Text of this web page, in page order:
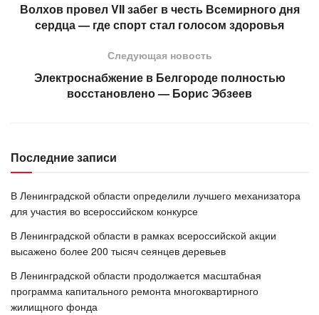
Волхов провел VII забег в честь Всемирного дня
сердца — где спорт стал голосом здоровья
Следующая новость
Электроснабжение в Белгороде полностью
восстановлено — Борис Эбзеев
Последние записи
В Ленинградской области определили лучшего механизатора
для участия во всероссийском конкурсе
В Ленинградской области в рамках всероссийской акции
высажено более 200 тысяч сеянцев деревьев
В Ленинградской области продолжается масштабная
программа капитального ремонта многоквартирного
жилищного фонда